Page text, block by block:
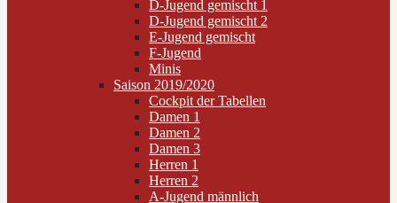
D-Jugend gemischt 1
D-Jugend gemischt 2
E-Jugend gemischt
F-Jugend
Minis
Saison 2019/2020
Cockpit der Tabellen
Damen 1
Damen 2
Damen 3
Herren 1
Herren 2
A-Jugend männlich